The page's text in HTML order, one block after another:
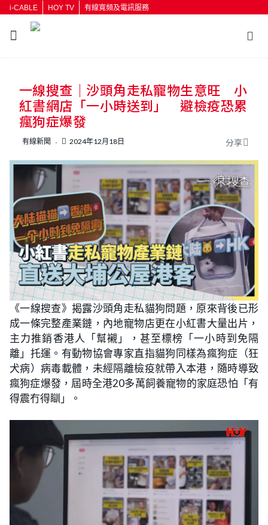
i-CABLE HOY TV 有線寬頻及電訊服務
按輸入鍵開始搜尋
一線搜查｜沙頭角走私寵物生意旺 小
紅書網店「一小時送到」 避檢疫恐累
瘋狗症爆發
有線新聞 2024年12月18日 分享
《一線搜查》揭露沙頭角走私貓狗問題，原來背後已形
成一條完整產業鏈，內地寵物店更在小紅書大量出片，
主力推銷香港人「幫襯」，甚至標榜「一小時到免隔
離」托運。有動物協會專家直指貓狗同樣為瘋狗症（狂
犬病）病毒載體，未經隔離檢疫就帶入本港，隨時導致
瘋狗症爆發，屆時全港20多萬飼養寵物的家庭恐怕「有
得震冇得瞓」。